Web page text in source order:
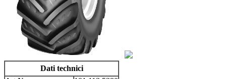
Dati technici